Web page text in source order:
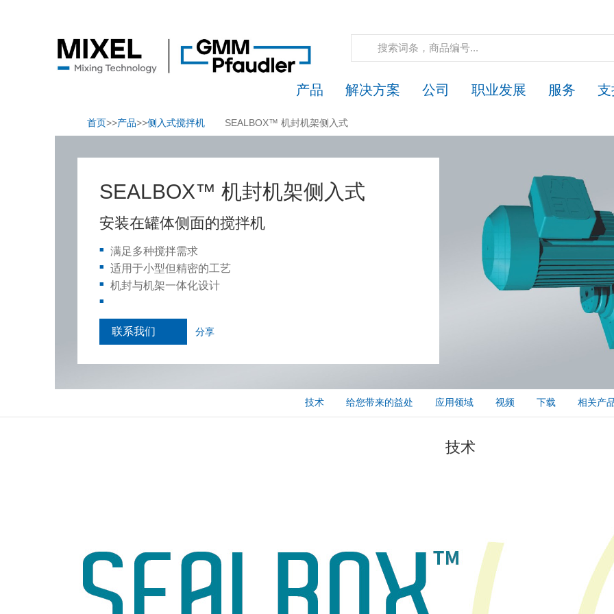
产品 解决方案 公司 职业发展 服务 支
首页>>产品>>侧入式搅拌机 SEALBOX™ 机封机架侧入式
SEALBOX™ 机封机架侧入式
安装在罐体侧面的搅拌机
满足多种搅拌需求
适用于小型但精密的工艺
机封与机架一体化设计
联系我们 分享
技术 给您带来的益处 应用领域 视频 下载 相关产
技术